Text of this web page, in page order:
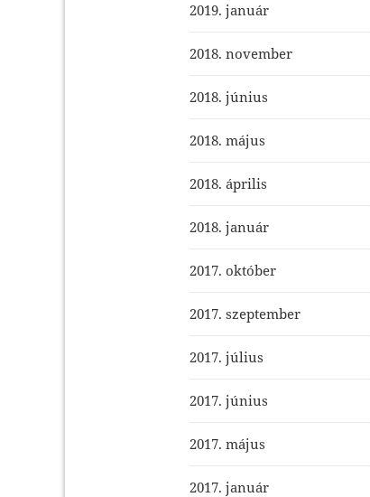
2019. január
2018. november
2018. június
2018. május
2018. április
2018. január
2017. október
2017. szeptember
2017. július
2017. június
2017. május
2017. január